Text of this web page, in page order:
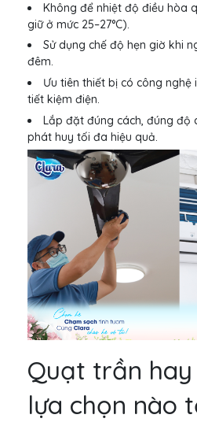
Không để nhiệt độ điều hòa
giữ ở mức 25–27°C).
Sử dụng chế độ hẹn giờ khi
đêm.
Ưu tiên thiết bị có công nghệ
tiết kiệm điện.
Lắp đặt đúng cách, đúng độ
phát huy tối đa hiệu quả.
Quạt trần hay
lựa chọn nào